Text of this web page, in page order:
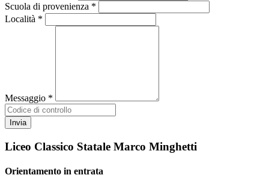
Scuola di provenienza *
Località *
Messaggio *
Liceo Classico Statale Marco Minghetti
Orientamento in entrata